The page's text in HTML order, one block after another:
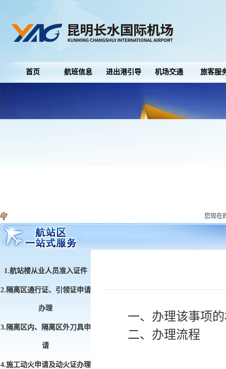
首页 航班信息 进出港引导 机场交通 旅客服
您现在
1.航站楼从业人员准入证件
2.隔离区通行证、引领证申请
办理
3.隔离区内、隔离区外刀具申
请
4.施工动火申请及动火证办理
一、办理该事项
二、办理流程